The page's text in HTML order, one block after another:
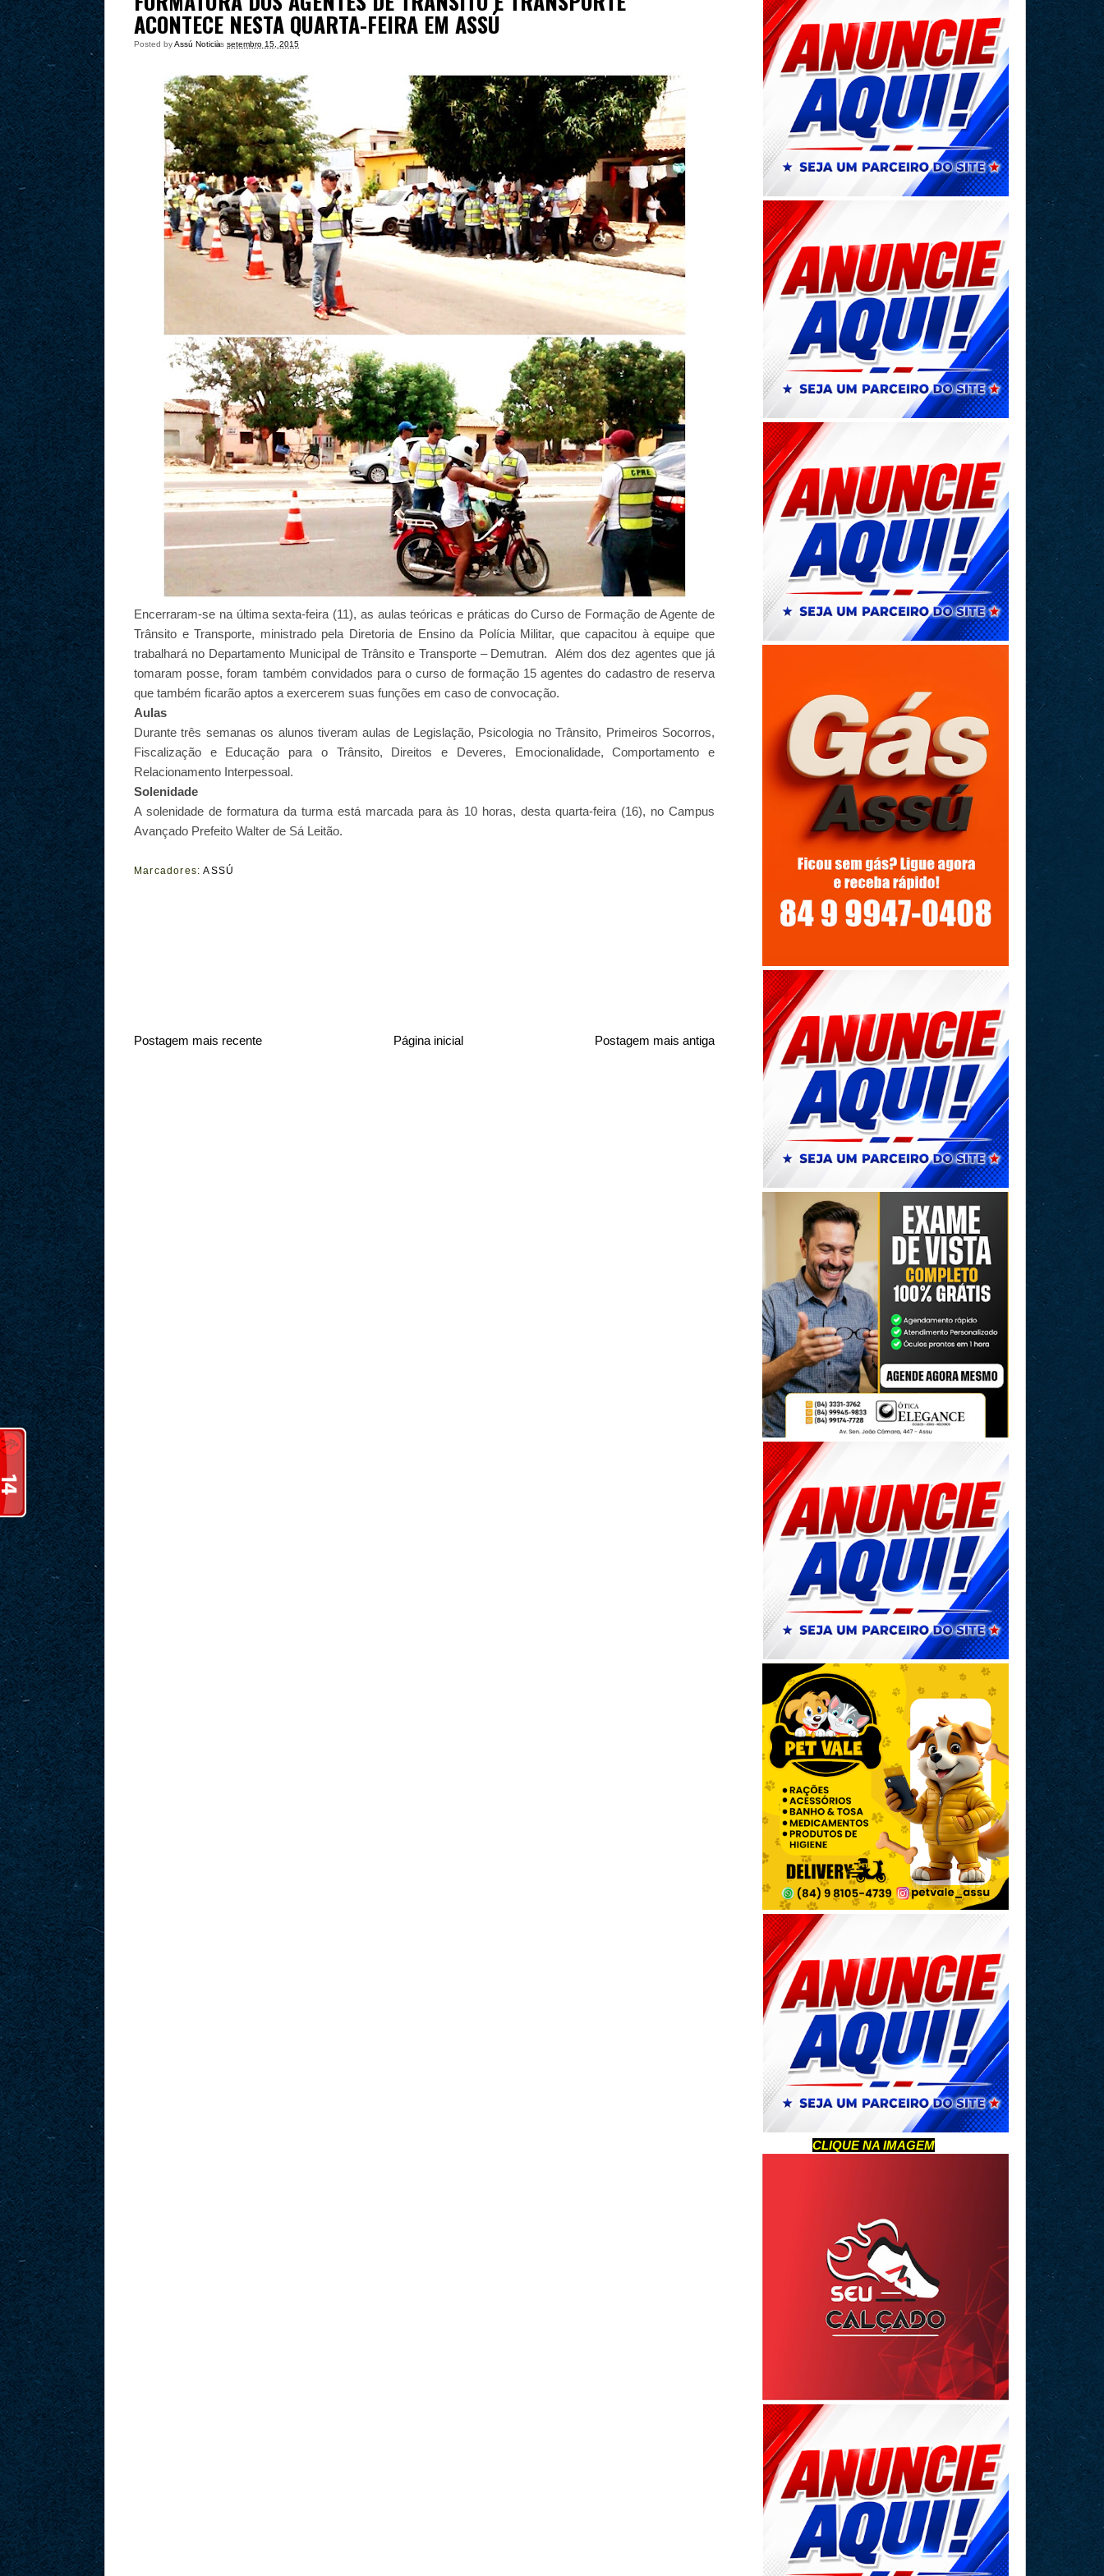
ACONTECE NESTA QUARTA-FEIRA EM ASSÚ
Posted byAssú Noticia
às setembro 15, 2015
Encerraram-se na última sexta-feira (11), as aulas teóricas e práticas do Curso de Formação de Agente de
Trânsito e Transporte, ministrado pela Diretoria de Ensino da Polícia Militar, que capacitou à equipe que
trabalhará no Departamento Municipal de Trânsito e Transporte – Demutran. Além dos dez agentes que já
tomaram posse, foram também convidados para o curso de formação 15 agentes do cadastro de reserva
que também ficarão aptos a exercerem suas funções em caso de convocação.
Aulas
Durante três semanas os alunos tiveram aulas de Legislação, Psicologia no Trânsito, Primeiros Socorros,
Fiscalização e Educação para o Trânsito, Direitos e Deveres, Emocionalidade, Comportamento e
Relacionamento Interpessoal.
Solenidade
A solenidade de formatura da turma está marcada para às 10 horas, desta quarta-feira (16), no Campus
Avançado Prefeito Walter de Sá Leitão.
Marcadores:ASSÚ
Postagem mais recente Postagem mais antiga
Página inicial
CLIQUE NA IMAGEM